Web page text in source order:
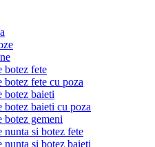
botez fete
fete cu poza
baieti
baieti cu poza
gemeni
si botez fete
si botez baieti